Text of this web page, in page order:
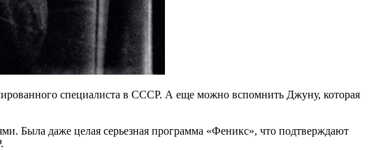
специалиста в СССР. А еще можно вспомнить Джуну, которая
Была даже целая серьезная программа «Феникс», что подтверждают